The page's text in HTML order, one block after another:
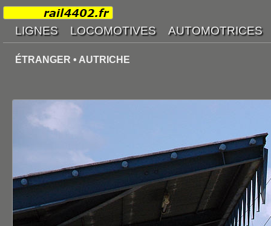
ÉTRANGER • AUTRICHE